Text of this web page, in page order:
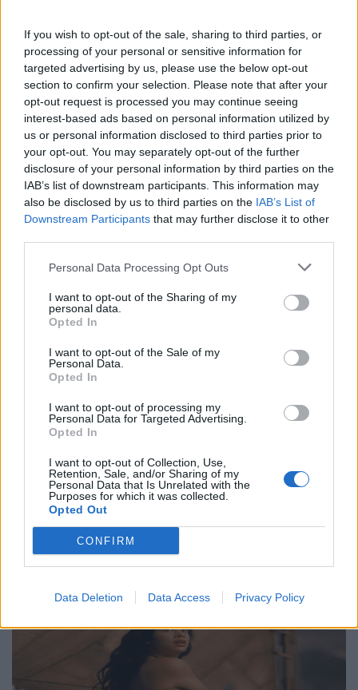
If you wish to opt-out of the sale, sharing to third parties, or
processing of your personal or sensitive information for
targeted advertising by us, please use the below opt-out
section to confirm your selection. Please note that after your
opt-out request is processed you may continue seeing
interest-based ads based on personal information utilized by
us or personal information disclosed to third parties prior to
your opt-out. You may separately opt-out of the further
disclosure of your personal information by third parties on the
IAB’s list of downstream participants. This information may
also be disclosed by us to third parties on the IAB’s List of
Downstream Participants that may further disclose it to other
Personal Data Processing Opt Outs
I want to opt-out of the Sharing of my
personal data.
Opted In
I want to opt-out of the Sale of my
Personal Data.
Opted In
I want to opt-out of processing my
Personal Data for Targeted Advertising.
Opted In
I want to opt-out of Collection, Use,
Retention, Sale, and/or Sharing of my
Personal Data that Is Unrelated with the
Purposes for which it was collected.
Opted Out
CONFIRM
Data Deletion Data Access Privacy Policy
“Don’t Look Back in Anger” των Oasis
07.07.26
Το "Don’t Look Back in Anger" καταγράφει την επανένωση
των Oasis και την sold-out περιοδεία “Oasis Live
Philip Glass: Παγκόσμια γιορτή για τα 90ά
γενέθλιά του με πρεμιέρα της “Συμφωνίας
Νο. 15: Lincoln”
Ο Philip Glass θα γιορτάσει τα 90ά του γενέθλια στις 31
Ιανουαρίου 2027 με μια πολυετή, διεθνή σειρά εκδηλώσεων
που κορυφώνεται με την παγκόσμια πρεμιέρα της "Συμφωνίας
Νο. 15: Lincoln" και επετειακά